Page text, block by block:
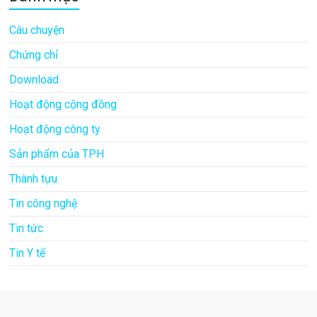
Câu chuyện
Chứng chỉ
Download
Hoạt động cộng đồng
Hoạt động công ty
Sản phẩm của TPH
Thành tựu
Tin công nghệ
Tin tức
Tin Y tế